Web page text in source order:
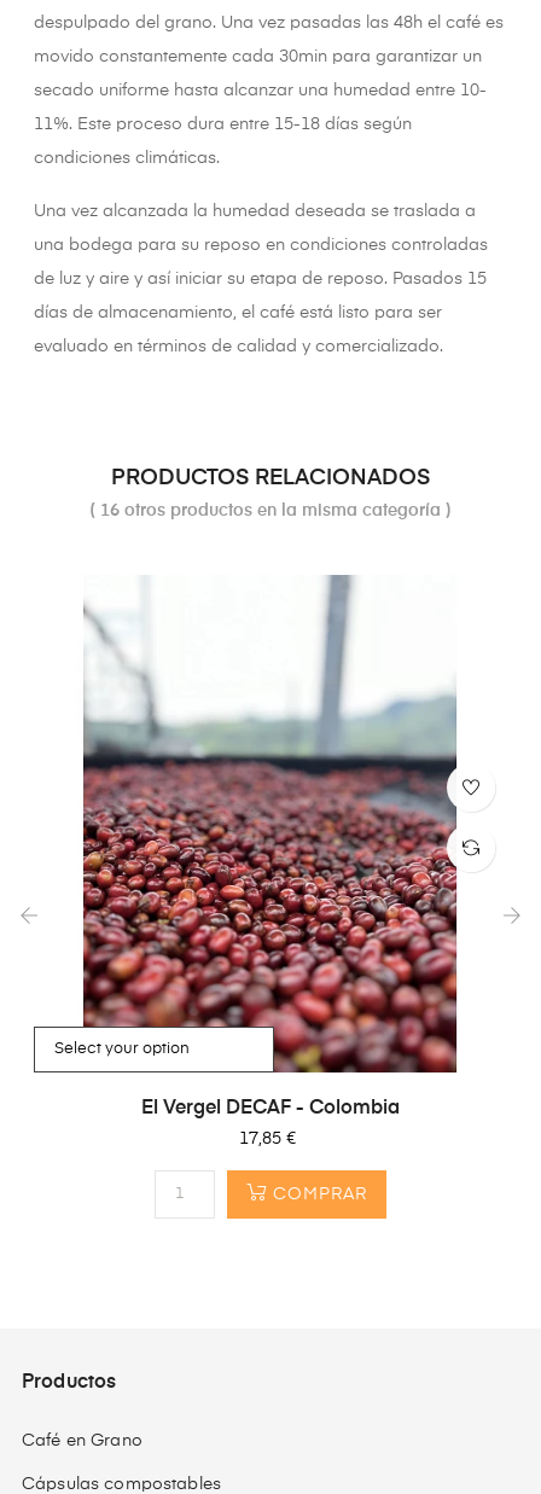
despulpado del grano. Una vez pasadas las 48h el café es
movido constantemente cada 30min para garantizar un
secado uniforme hasta alcanzar una humedad entre 10-
11%. Este proceso dura entre 15-18 días según
condiciones climáticas.
Una vez alcanzada la humedad deseada se traslada a
una bodega para su reposo en condiciones controladas
de luz y aire y así iniciar su etapa de reposo. Pasados 15
días de almacenamiento, el café está listo para ser
evaluado en términos de calidad y comercializado.
PRODUCTOS RELACIONADOS
( 16 otros productos en la misma categoría )
El Vergel DECAF - Colombia
Precio
17,85 €
COMPRAR
Productos
Café en Grano
Cápsulas compostables